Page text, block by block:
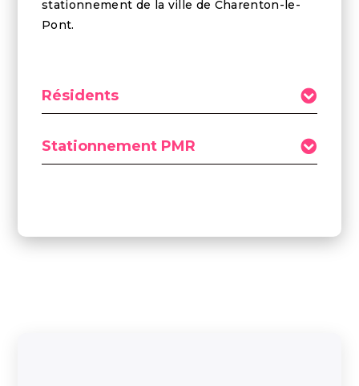
stationnement de la ville de Charenton-le-
Pont.
Résidents
Stationnement PMR